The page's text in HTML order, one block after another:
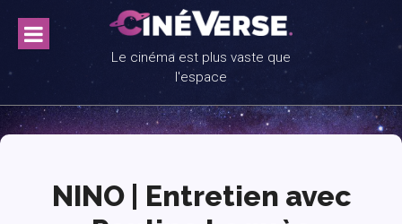
content
Le cinéma est plus vaste que
l'espace
NINO | Entretien avec